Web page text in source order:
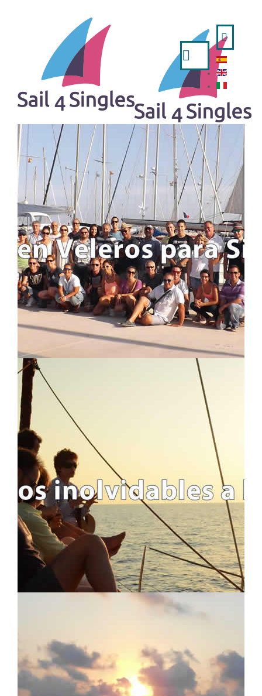
HOME
- ESPAÑOL
- ENGLISH
- ITALIANO
TRIPS AVAILABLE
A WEEK IN SAILING BOAT
IBIZA AND FORMENTERA FROM VALENCIA
MINORCA FROM MAHON
MINORCA FROM BARCELONA
WEEKENDS AND LONG-WEEKENDS
REGATTAS
LONG SAILING CROSSING
ALL TRIPS
ITINERARIES AND ROUTES
USEFUL INFO
WHO WE ARE AND WHAT WE DO
BLOG
LEGAL INFO
LEGAL INFORMATION
COOKIES POLICY
PRIVACY POLICY
ABOUT S4S !!
TRAVEL CANCELLATION
CONTACT US
CONTACT FORM
LOCATION MAP
LOGIN
...